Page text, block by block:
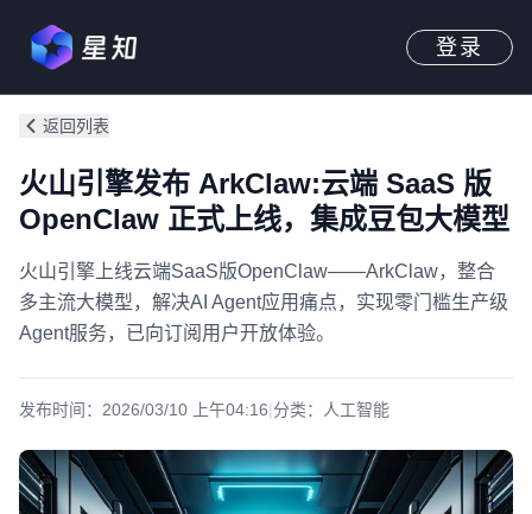
登录
返回列表
火山引擎发布 ArkClaw:云端 SaaS 版
OpenClaw 正式上线，集成豆包大模型
火山引擎上线云端SaaS版OpenClaw——ArkClaw，整合
多主流大模型，解决AI Agent应用痛点，实现零门槛生产级
Agent服务，已向订阅用户开放体验。
发布时间： 2026/03/10 上午04:16|分类： 人工智能